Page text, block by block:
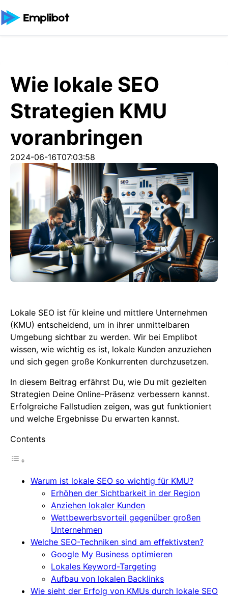
Wie lokale SEO
Strategien KMU
voranbringen
2024-06-16T07:03:58
Lokale SEO ist für kleine und mittlere Unternehmen
(KMU) entscheidend, um in ihrer unmittelbaren
Umgebung sichtbar zu werden. Wir bei Emplibot
wissen, wie wichtig es ist, lokale Kunden anzuziehen
und sich gegen große Konkurrenten durchzusetzen.
In diesem Beitrag erfährst Du, wie Du mit gezielten
Strategien Deine Online-Präsenz verbessern kannst.
Erfolgreiche Fallstudien zeigen, was gut funktioniert
und welche Ergebnisse Du erwarten kannst.
Contents
Warum ist lokale SEO so wichtig für KMU?
Erhöhen der Sichtbarkeit in der Region
Anziehen lokaler Kunden
Wettbewerbsvorteil gegenüber großen
Unternehmen
Welche SEO-Techniken sind am effektivsten?
Google My Business optimieren
Lokales Keyword-Targeting
Aufbau von lokalen Backlinks
Wie sieht der Erfolg von KMUs durch lokale SEO